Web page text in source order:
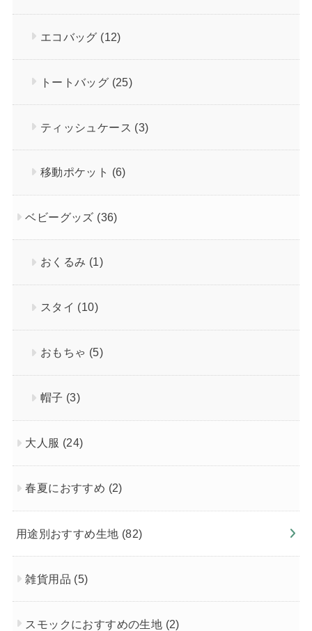
エコバッグ (12)
トートバッグ (25)
ティッシュケース (3)
移動ポケット (6)
ベビーグッズ (36)
おくるみ (1)
スタイ (10)
おもちゃ (5)
帽子 (3)
大人服 (24)
春夏におすすめ (2)
用途別おすすめ生地 (82)
雑貨用品 (5)
スモックにおすすめの生地 (2)